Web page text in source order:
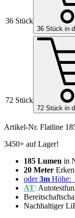
36 Stück
36 Stück in
72 Stück
72 Stück in
Artikel-Nr. Flatline
3450+ auf Lager!
185 Lumen in
20 Meter
oder3m Höhe:
AT:
Nachhaltiger